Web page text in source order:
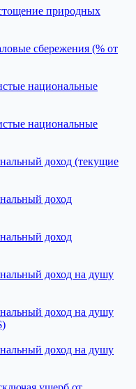
природных
сбережения (% от
национальные
национальные
доход (текущие
доход
доход
доход на душу
доход на душу
доход на душу